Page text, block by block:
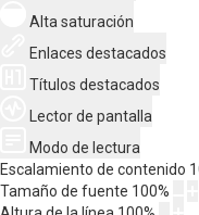
Alta saturación
Enlaces destacados
Títulos destacados
Lector de pantalla
Modo de lectura
Escalamiento de contenido
Tamaño de fuente 100%